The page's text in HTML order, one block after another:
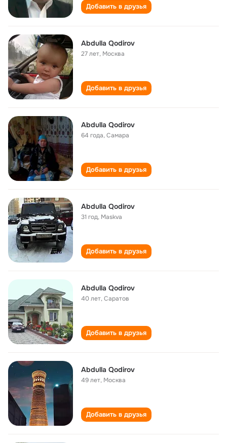
Добавить в друзья
Abdulla Qodirov
27 лет, Москва
Добавить в друзья
Abdulla Qodirov
64 года,Самара
Добавить в друзья
Abdulla Qodirov
31 год, Maskva
Добавить в друзья
Abdulla Qodirov
40 лет,Саратов
Добавить в друзья
Abdulla Qodirov
49 лет, Москва
Добавить в друзья